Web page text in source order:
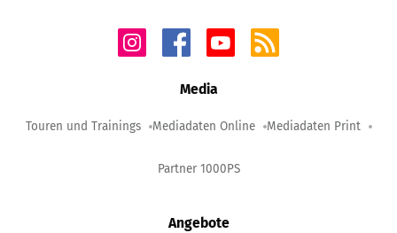
Media
Touren und Trainings Mediadaten Online Mediadaten Print
Partner 1000PS
Angebote